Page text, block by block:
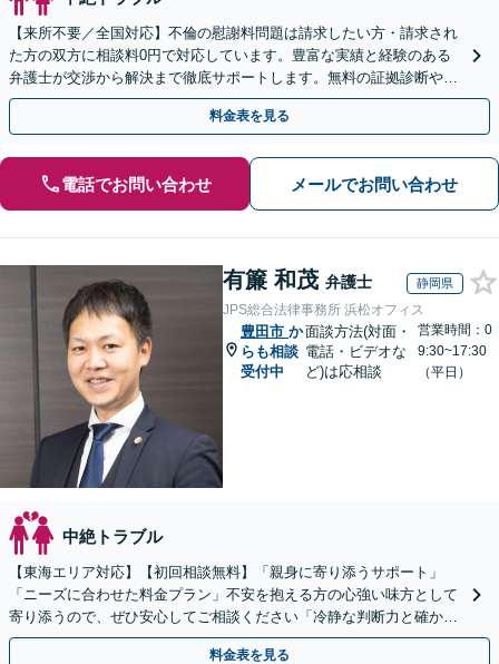
【来所不要／全国対応】不倫の慰謝料問題は請求したい方・請求され
た方の双方に相談料0円で対応しています。豊富な実績と経験のある
弁護士が交渉から解決まで徹底サポートします。無料の証拠診断や着
手金の返還保証もありますので安心してご相談ください。
料金表を見る
電話でお問い合わせ メールでお問い合わせ
有簾 和茂 弁護士 静岡県
JPS総合法律事務所 浜松オフィス
豊田市 か
らも相談
受付中
面談方法(対面・
電話・ビデオな
ど)は応相談
営業時間：0
9:30~17:30
（平日）
中絶トラブル
【東海エリア対応】【初回相談無料】「親身に寄り添うサポート」
「ニーズに合わせた料金プラン」不安を抱える方の心強い味方として
寄り添うので、ぜひ安心してご相談ください「冷静な判断力と確かな
交渉力で、あなたの権利を守ります」【休日・夜間相談可】
料金表を見る